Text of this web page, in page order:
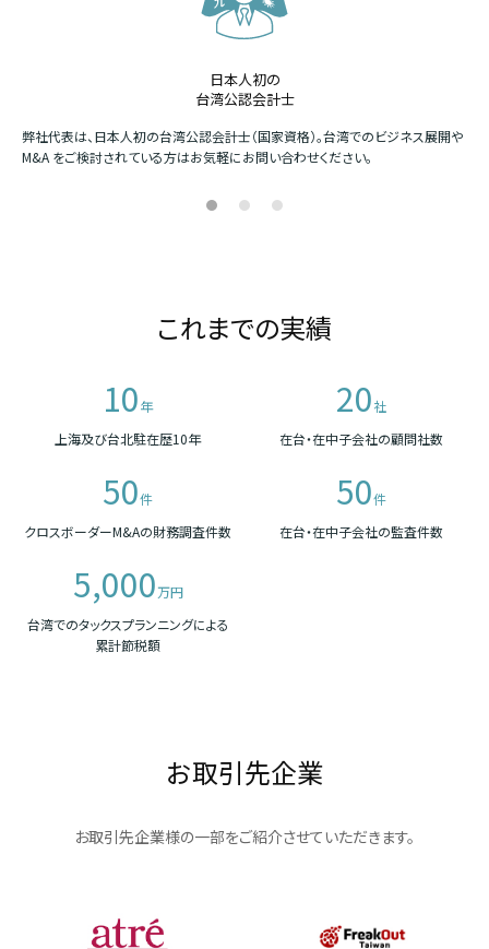
日本人初の
台湾公認会計士
弊社代表は、日本人初の台湾公認会計士（国家資格）。台湾でのビジネス展開や
M&A をご検討されている方はお気軽にお問い合わせください。
これまでの実績
10年
上海及び台北駐在歴10年
20社
在台・在中子会社の顧問社数
50件
クロスボーダーM&Aの財務調査件数
50件
在台・在中子会社の監査件数
5,000万円
台湾でのタックスプランニングによる
累計節税額
お取引先企業
お取引先企業様の一部をご紹介させていただきます。